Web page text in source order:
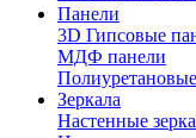
Панели
3D Гипсовые
МДФ панели
Зеркала
Настенные